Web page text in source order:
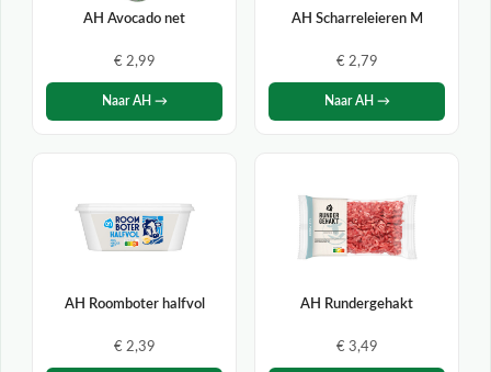
AH Avocado net
€ 2,99
Naar AH →
AH Scharreleieren M
€ 2,79
Naar AH →
AH Roomboter halfvol
€ 2,39
AH Rundergehakt
€ 3,49